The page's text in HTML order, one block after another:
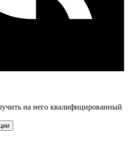
на него квалифицированный